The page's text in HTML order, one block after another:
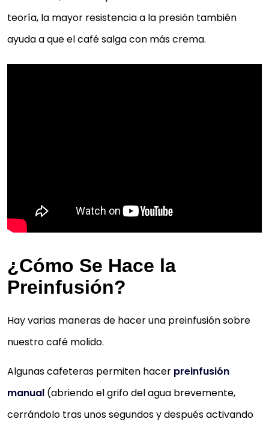
teoría, la mayor resistencia a la presión también
ayuda a que el café salga con más crema.
¿Cómo Se Hace la
Preinfusión?
Hay varias maneras de hacer una preinfusión sobre
nuestro café molido.
Algunas cafeteras permiten hacer preinfusión
manual (abriendo el grifo del agua brevemente,
cerrándolo tras unos segundos y después activando